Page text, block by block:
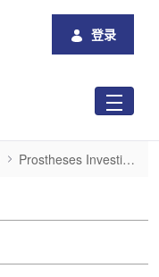
登录
Prostheses Investigations